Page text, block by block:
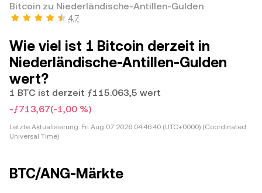
Bitcoin zu Niederländische-Antillen-Gulden
4,7
Wie viel ist 1 Bitcoin derzeit in
Niederländische-Antillen-Gulden
wert?
1 BTC ist derzeit ƒ115.063,5 wert
-ƒ713,67(-1,00 %)
Letzte Aktualisierung: Fri Aug 07 2026 04:46:40 (UTC+0000) (Coordinated
Universal Time)
BTC/ANG-Märkte